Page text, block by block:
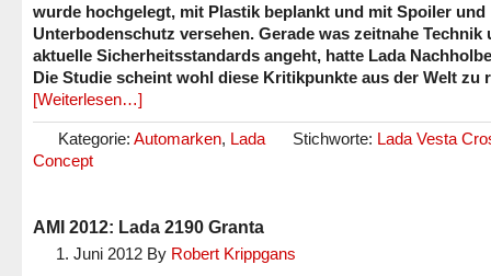
wurde hochgelegt, mit Plastik beplankt und mit Spoiler und
Unterbodenschutz versehen. Gerade was zeitnahe Technik
aktuelle Sicherheitsstandards angeht, hatte Lada
Die Studie scheint wohl diese Kritikpunkte aus der Welt zu
[Weiterlesen…]
Kategorie: Automarken, Lada Stichworte: Lada Vesta
Concept
AMI 2012: Lada 2190 Granta
1. Juni 2012 By Robert Krippgans